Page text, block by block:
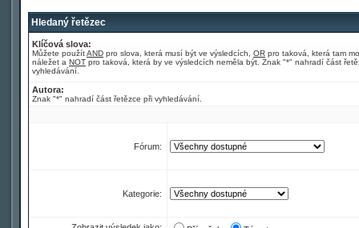
Hledaný řetězec
Klíčová slova:
Můžete použítAND pro slova, která musí být ve výsledcích, OR pro taková, která tam
náležet a NOT pro taková, která by ve výsledcích neměla být. Znak "*" nahradí část
vyhledávání.
Autora:
Znak "*" nahradí část řetězce při vyhledávání.
Fórum:
Kategorie: